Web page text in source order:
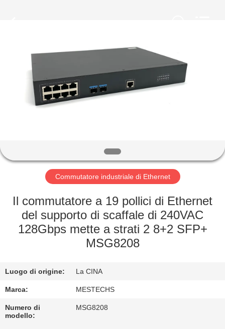
CASA
PRODOTTI
GIRO
DELLA
FABBRICA
CONTROLLO
CONTATTICI
Commutatore industriale di Ethernet
Il commutatore a 19 pollici di Ethernet
del supporto di scaffale di 240VAC
128Gbps mette a strati 2 8+2 SFP+
MSG8208
Luogo di origine: La CINA
Marca: MESTECHS
Numero di
modello:
MSG8208